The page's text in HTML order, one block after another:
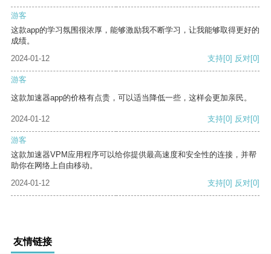
游客
这款app的学习氛围很浓厚，能够激励我不断学习，让我能够取得更好的
成绩。
2024-01-12
支持[0] 反对[0]
游客
这款加速器app的价格有点贵，可以适当降低一些，这样会更加亲民。
2024-01-12 支持[0] 反对[0]
游客
这款加速器VPM应用程序可以给你提供最高速度和安全性的连接，并帮
助你在网络上自由移动。
2024-01-12
支持[0] 反对[0]
友情链接